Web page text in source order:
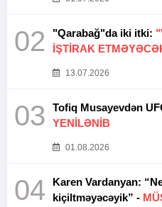
02 "Qarabağ"da iki itki:
İŞTİRAK
13.07.2026
03
YENİLƏNİB
01.08.2026
04
Karen Vardanyan:
kiçiltməyəcəyik” -